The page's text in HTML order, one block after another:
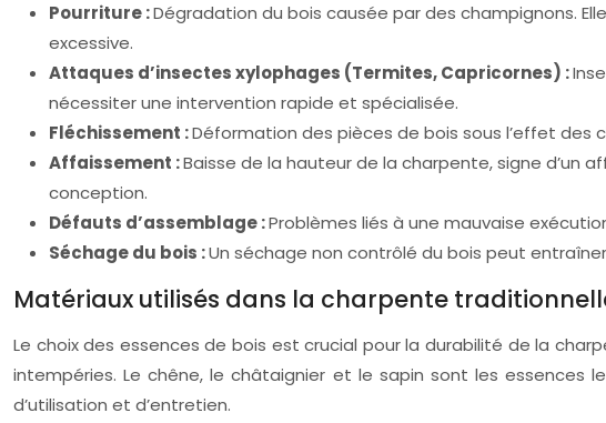
Pourriture :Dégradation du bois causée par des champignons.
excessive.
Attaques d’insectes xylophages (Termites, Capricornes) :
nécessiter une intervention rapide et spécialisée.
Fléchissement :Déformation des pièces de bois sous l’effet
Affaissement :Baisse de la hauteur de la charpente, signe d’un
conception.
Défauts d’assemblage :Problèmes liés à une mauvaise
Séchage du bois :Un séchage non contrôlé du bois peut
Matériaux utilisés dans la charpente
Le choix des essences de bois est crucial pour la durabilité de la
intempéries. Le chêne, le châtaignier et le sapin sont les essences
d’utilisation et d’entretien.